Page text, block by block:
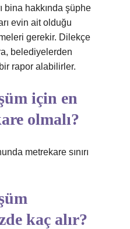
bina hakkında şüphe
evin ait olduğu
gerekir. Dilekçe
belediyelerden
rapor alabilirler.
için en
olmalı?
metrekare sınırı
kaç alır?